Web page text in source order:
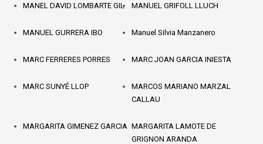
MANEL DAVID LOMBARTE GIL MANUEL GRIFOLL LLUCH
MANUEL GURRERA IBO Manuel Silvia Manzanero
MARC FERRERES PORRES MARC JOAN GARCIA INIESTA
MARC SUNYÉ LLOP
MARCOS MARIANO MARZAL
CALLAU
MARGARITA GIMENEZ GARCIA MARGARITA LAMOTE DE
GRIGNON ARANDA